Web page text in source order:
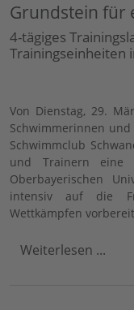
Grundstein für
4-tägiges
Trainingseinheiten
Von Dienstag, 29.
Schwimmerinnen
Schwimmclub
und Trainern eine
Oberbayerischen
intensiv auf die
Wettkämpfen
Weiterlesen ...